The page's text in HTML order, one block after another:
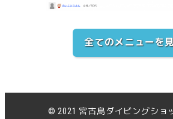
全てのメニューを
© 2021 宮古島ダイビングショ